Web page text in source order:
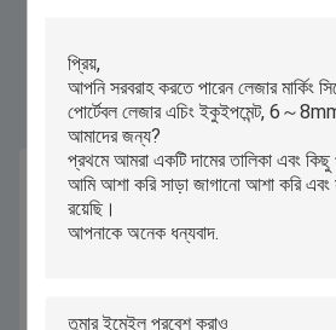
একই পণ্য